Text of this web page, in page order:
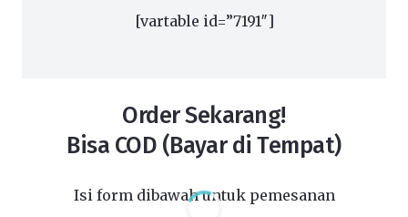
[vartable id=”7191″]
Order Sekarang!
Bisa COD (Bayar di Tempat)
Isi form dibawah untuk pemesanan